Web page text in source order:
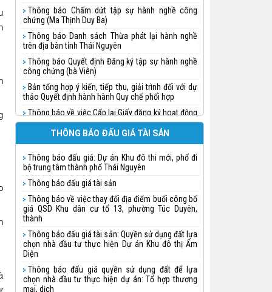
Thông báo Chấm dứt tập sự hành nghề công
chứng (Ma Thịnh Duy Ba)
Thông báo Danh sách Thừa phát lại hành nghề
trên địa bàn tỉnh Thái Nguyên
Thông báo Quyết định Đăng ký tập sự hành nghề
công chứng (bà Viên)
Bản tổng hợp ý kiến, tiếp thu, giải trình đối với dự
thảo Quyết định hành hành Quy chế phối hợp
Thông báo về việc Cấp lại Giấy đăng ký hoạt động
cho Công ty đấu giá hợp danh Tuấn Khánh
Thông báo quyết định Đăng ký tập sự hành nghề
Thông báo quyết định Đăng ký tập sự hành nghề
công chứng (Triệu Thị Thanh Doãn)
Thông báo quyết định Đăng ký tập sự hành nghề
công chứng
Thông báo quyết định Đăng ký tập sự hành nghề
công chứng (Chu Ngọc Linh)
Thông báo về việc đăng ký hành nghề và cấp thẻ
Thừa phát lại cho bà Lưu Vũ Nhật Minh
Thông báo về việc thành lập Văn phòng Thừa
phát lại trên địa bàn tỉnh Thái Nguyên
THÔNG BÁO ĐẤU GIÁ TÀI SẢN
Thông báo đấu giá: Dự án Khu đô thi mới, phố đi
bộ trung tâm thành phố Thái Nguyên
Thông báo đấu giá tài sản
Thông báo về việc thay đổi địa điểm buổi công bố
giá QSD Khu dân cư tổ 13, phường Túc Duyên,
thành
Thông báo đấu giá tài sản: Quyền sử dụng đất lựa
chọn nhà đầu tư thực hiện Dự án Khu đô thị Ấm
Diện
Thông báo đấu giá quyền sử dụng đất để lựa
chọn nhà đầu tư thực hiện dự án: Tổ hợp thương
mại, dịch